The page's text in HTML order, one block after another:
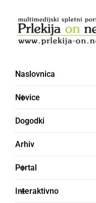
Naslovnica
Novice
Dogodki
Arhiv
Portal
Interaktivno
snemanje